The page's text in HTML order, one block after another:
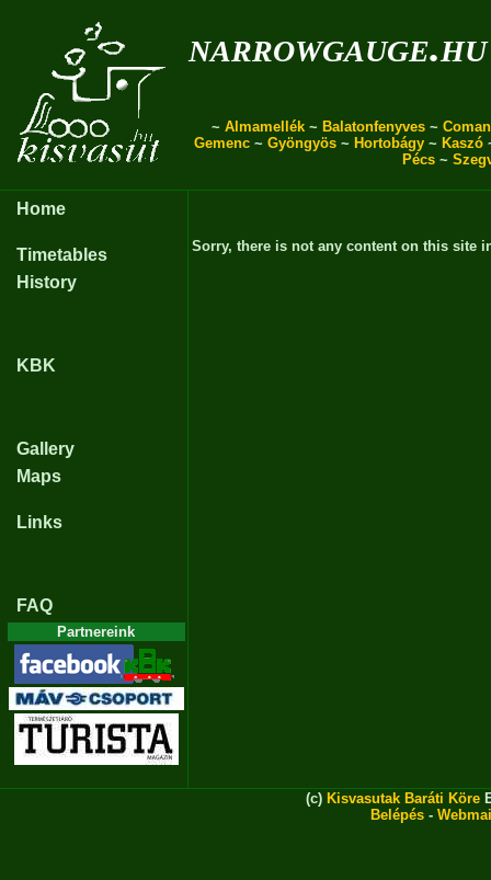
narrowgauge.hu
~ Almamellék ~ Balatonfenyves ~
Gemenc ~ Gyöngyös ~ Hortobágy ~ Kaszó
Pécs ~
Home
Timetables
History
KBK
Gallery
Maps
Links
FAQ
Partnereink
Sorry, there is not any content on this site
(c) Kisvasutak Baráti Köre
Belépés -